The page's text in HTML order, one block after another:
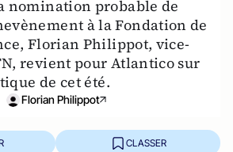
nomination probable de
à la Fondation de
Florian Philippot, vice-
revient pour Atlantico sur
de cet été.
Florian Philippot
CLASSER